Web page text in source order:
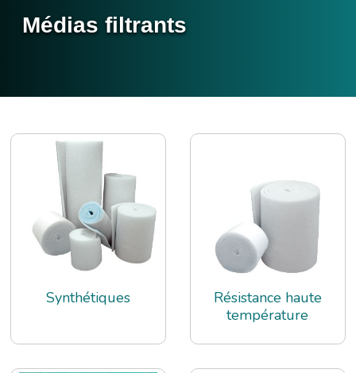
Médias filtrants
Synthétiques
Résistance haute
température